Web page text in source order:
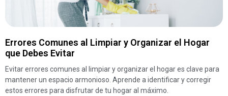
Errores Comunes al Limpiar y Organizar el Hogar
que Debes Evitar
Evitar errores comunes al limpiar y organizar el hogar es clave para
mantener un espacio armonioso. Aprende a identificar y corregir
estos errores para disfrutar de tu hogar al máximo.